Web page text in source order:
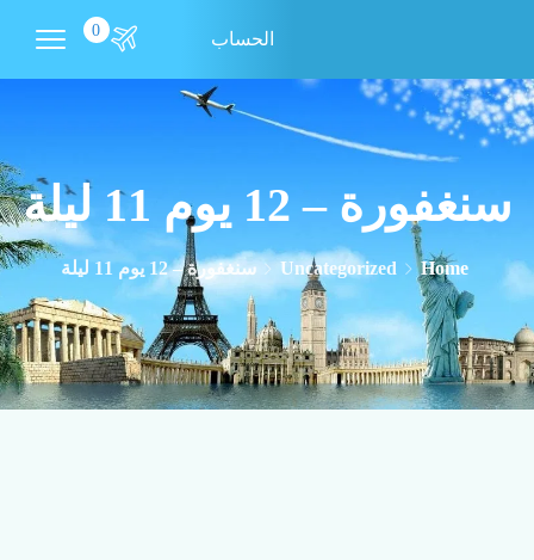
الحساب 0
سنغفورة – 12 يوم 11 ليلة
Home
Uncategorized سنغفورة – 12 يوم 11 ليلة